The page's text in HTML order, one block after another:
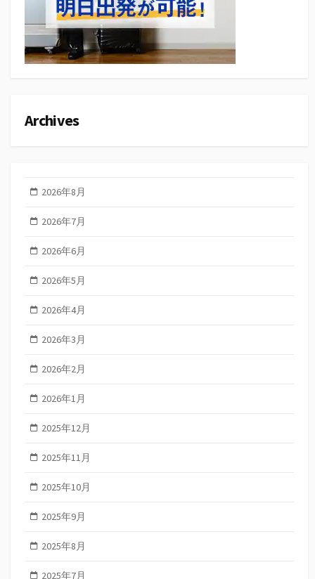
Archives
2026年8月
2026年7月
2026年6月
2026年5月
2026年4月
2026年3月
2026年2月
2026年1月
2025年12月
2025年11月
2025年10月
2025年9月
2025年8月
2025年7月